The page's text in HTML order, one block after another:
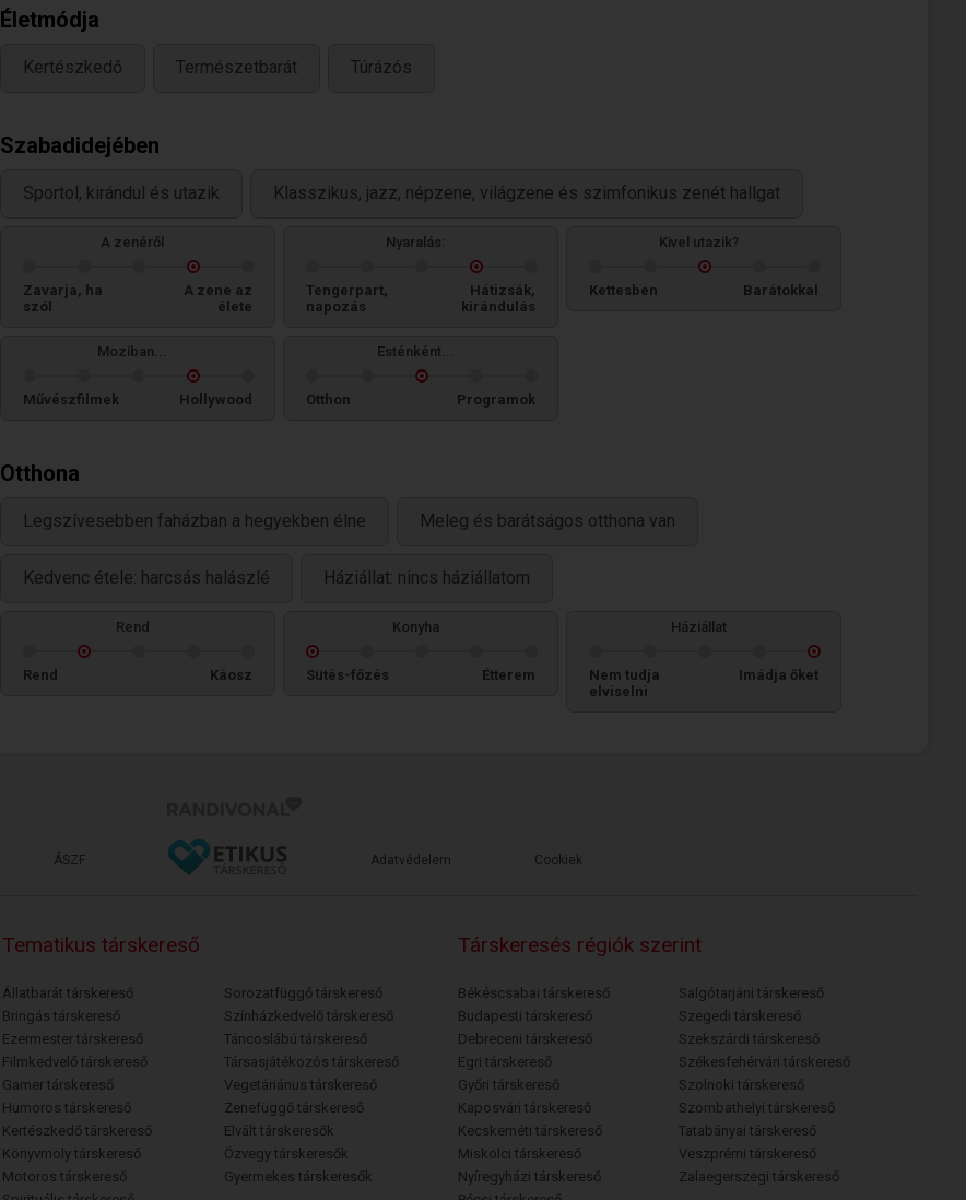
Életmódja
Kertészkedő Természetbarát Túrázós
Szabadidejében
Sportol, kirándul és utazik Klasszikus, jazz, népzene, világzene és szimfonikus zenét hallgat
A zenéről
Zavarja, ha
szól
A zene az
élete
Nyaralás:
Tengerpart,
napozás
Hátizsák,
kirándulás
Kivel utazik?
Kettesben Barátokkal
Moziban...
Művészfilmek Hollywood
Esténként...
Otthon Programok
Otthona
Legszívesebben faházban a hegyekben élne Meleg és barátságos otthona van
Kedvenc étele: harcsás halászlé Háziállat: nincs háziállatom
Rend
Rend Káosz
Konyha
Sütés-főzés Étterem
Háziállat
Nem tudja
elviselni
Imádja őket
ÁSZF Adatvédelem Cookiek
Tematikus társkereső
Állatbarát társkereső
Bringás társkereső
Ezermester társkereső
Filmkedvelő társkereső
Gamer társkereső
Humoros társkereső
Kertészkedő társkereső
Könyvmoly társkereső
Motoros társkereső
Sorozatfüggő társkereső
Színházkedvelő társkereső
Táncoslábú társkereső
Társasjátékozós társkereső
Vegetáriánus társkereső
Zenefüggő társkereső
Elvált társkeresők
Özvegy társkeresők
Gyermekes társkeresők
Társkeresés régiók szerint
Békéscsabai társkereső
Budapesti társkereső
Debreceni társkereső
Egri társkereső
Győri társkereső
Kaposvári társkereső
Kecskeméti társkereső
Miskolci társkereső
Nyíregyházi társkereső
Salgótarjáni társkereső
Szegedi társkereső
Szekszárdi társkereső
Székesfehérvári társkereső
Szolnoki társkereső
Szombathelyi társkereső
Tatabányai társkereső
Veszprémi társkereső
Zalaegerszegi társkereső